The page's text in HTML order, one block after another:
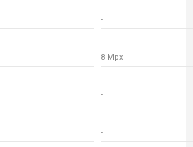
-
8 Mpx
-
-